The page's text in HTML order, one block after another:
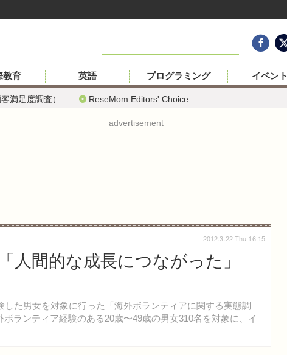
満足度調査） ReseMom Editors' Choice
教育 英語 プログラミング イベント
advertisement
人間的な成長につながった」
た男女を対象に行った「海外ボランティアに関する実態調
ランティア経験のある20歳〜49歳の男女310名を対象に、イ
2012.3.22 Thu 16:15